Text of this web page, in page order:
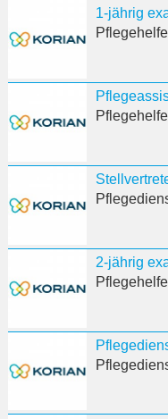
1-jährig
2-jährig